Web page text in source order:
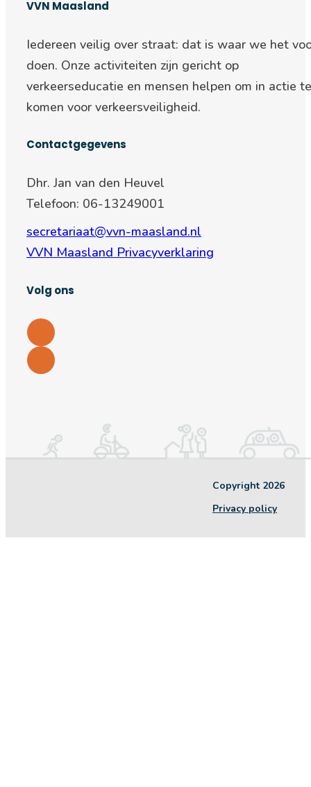
VVN Maasland
Iedereen veilig over straat: dat is waar we het
doen. Onze activiteiten zijn gericht op
verkeerseducatie en mensen helpen om in actie te
komen voor verkeersveiligheid.
Contactgegevens
Dhr. Jan van den Heuvel
Telefoon: 06-13249001
secretariaat@vvn-maasland.nl
VVN Maasland Privacyverklaring
Volg ons
Copyright 2026
Privacy policy